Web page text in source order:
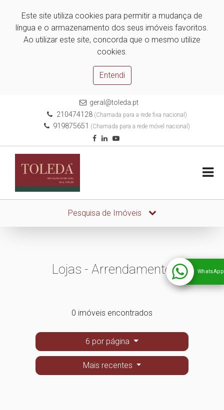
Este site utiliza cookies para permitir a mudança de
língua e o armazenamento dos seus imóveis favoritos.
Ao utilizar este site, concorda que o mesmo utilize
cookies.
Entendi
geral@toleda.pt
210474128(Chamada para a rede fixa nacional)
919875651 (Chamada para a rede móvel nacional)
Pesquisa de Imóveis
Lojas - Arrendamento
0 imóveis encontrados
6 por página
Mais recentes
WhatsApp